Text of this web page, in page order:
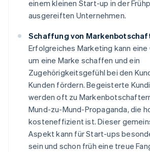
einem kleinen Start-up in der
ausgereiften Unternehmen.
Schaffung von
Erfolgreiches Marketing kann eine
um eine Marke schaffen und ein
Zugehörigkeitsgefühl bei den
Kunden fördern. Begeisterte
werden oft zu
Mund-zu-Mund-Propaganda, die
kosteneffizient ist. Dieser
Aspekt kann für Start-ups
sein und schon früh eine treue